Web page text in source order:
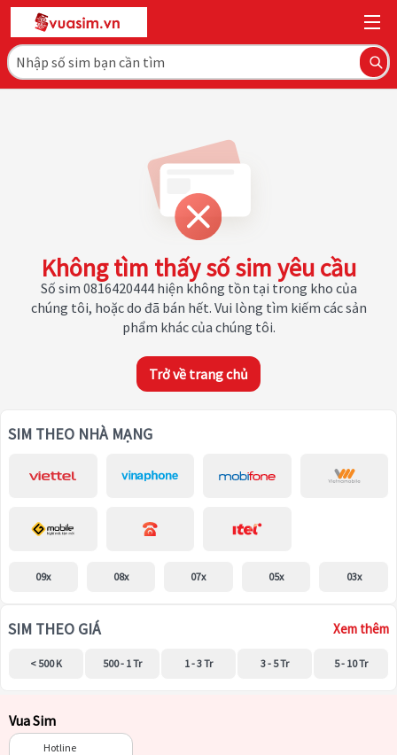
Không tìm thấy số sim yêu cầu
Số sim 0816420444 hiện không tồn tại trong kho của
chúng tôi, hoặc do đã bán hết. Vui lòng tìm kiếm các sản
phẩm khác của chúng tôi.
Trở về trang chủ
SIM THEO NHÀ MẠNG
09x 08x 07x 05x 03x
SIM THEO GIÁ Xem thêm
< 500 K 500 - 1 Tr 1 - 3 Tr 3 - 5 Tr 5 - 10 Tr
Vua Sim
Hotline